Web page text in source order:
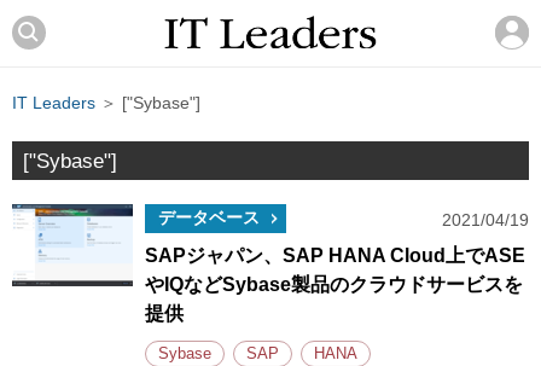
IT Leaders ＞ ["Sybase"]
["Sybase"]
データベース 2021/04/19
SAPジャパン、SAP HANA Cloud上でASE
やIQなどSybase製品のクラウドサービスを
提供
Sybase SAP HANA